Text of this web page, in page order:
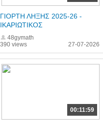
390 views
ΓΙΟΡΤΗ ΛΗΞΗΣ 2025-26 -
ΙΚΑΡΙΩΤΙΚΟΣ
48gymath
27-07-2026
00:11:59